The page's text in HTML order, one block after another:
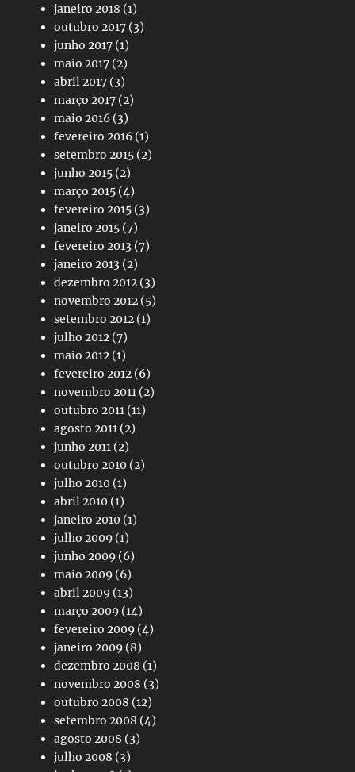
janeiro 2018 (1)
outubro 2017 (3)
junho 2017 (1)
maio 2017 (2)
abril 2017 (3)
março 2017 (2)
maio 2016 (3)
fevereiro 2016 (1)
setembro 2015 (2)
junho 2015 (2)
março 2015 (4)
fevereiro 2015 (3)
janeiro 2015 (7)
fevereiro 2013 (7)
janeiro 2013 (2)
dezembro 2012 (3)
novembro 2012 (5)
setembro 2012 (1)
julho 2012 (7)
maio 2012 (1)
fevereiro 2012 (6)
novembro 2011 (2)
outubro 2011 (11)
agosto 2011 (2)
junho 2011 (2)
outubro 2010 (2)
julho 2010 (1)
abril 2010 (1)
janeiro 2010 (1)
julho 2009 (1)
junho 2009 (6)
maio 2009 (6)
abril 2009 (13)
março 2009 (14)
fevereiro 2009 (4)
janeiro 2009 (8)
dezembro 2008 (1)
novembro 2008 (3)
outubro 2008 (12)
setembro 2008 (4)
agosto 2008 (3)
julho 2008 (3)